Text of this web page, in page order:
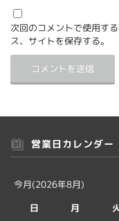
次回のコメントで使用す
ス、サイトを保存する。
営業日カレンダー
今月(2026年8月)
日
月